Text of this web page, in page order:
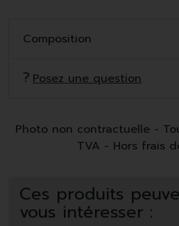
Composition
Posez une question
Photo non contractuelle -
TVA - Hors frais
Ces produits
vous intéresser :